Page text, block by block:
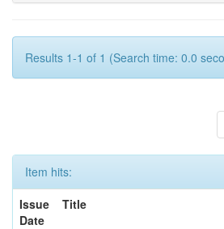
Results 1-1 of 1 (Search time: 0.0
Item hits:
Issue
Date
Title